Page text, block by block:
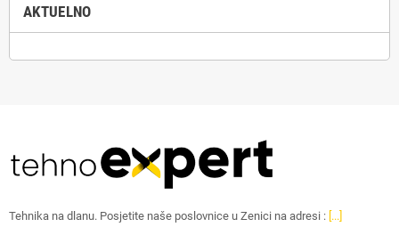
AKTUELNO
Tehnika na dlanu. Posjetite naše poslovnice u Zenici na adresi : [...]